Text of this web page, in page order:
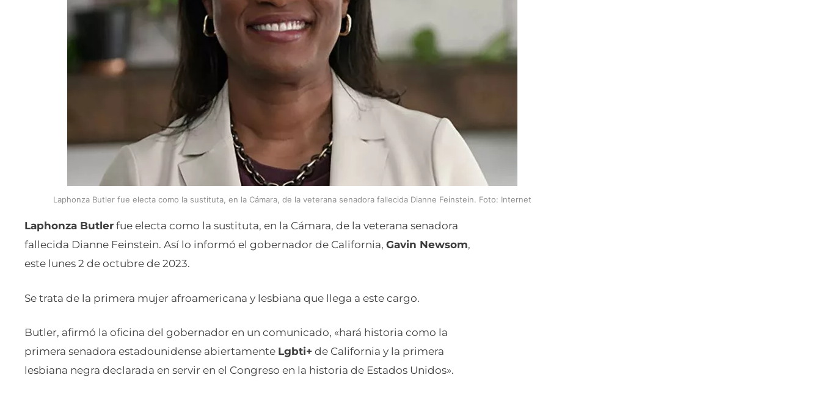
Laphonza Butler fue electa como la sustituta, en la Cámara, de la veterana senadora fallecida Dianne Feinstein. Foto: Internet
Laphonza Butler fue electa como la sustituta, en la Cámara, de la veterana senadora
fallecida Dianne Feinstein. Así lo informó el gobernador de California, Gavin Newsom,
este lunes 2 de octubre de 2023.
Se trata de la primera mujer afroamericana y lesbiana que llega a este cargo.
Butler, afirmó la oficina del gobernador en un comunicado, «hará historia como la
primera senadora estadounidense abiertamente Lgbti+ de California y la primera
lesbiana negra declarada en servir en el Congreso en la historia de Estados Unidos».